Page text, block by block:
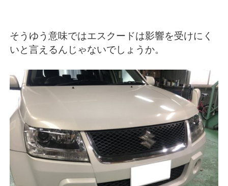
そうゆう意味ではエスクードは影響を受けにく
いと言えるんじゃないでしょうか。